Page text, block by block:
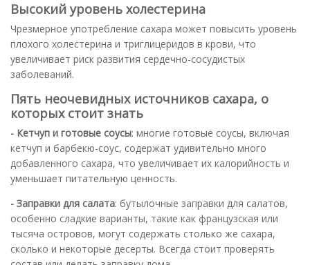
Высокий уровень холестерина
Чрезмерное употребление сахара может повысить уровень
плохого холестерина и триглицеридов в крови, что
увеличивает риск развития сердечно-сосудистых
заболеваний.
Пять неочевидных источников сахара, о
которых стоит знать
- Кетчуп и готовые соусы: многие готовые соусы, включая
кетчуп и барбекю-соус, содержат удивительно много
добавленного сахара, что увеличивает их калорийность и
уменьшает питательную ценность.
- Заправки для салата: бутылочные заправки для салатов,
особенно сладкие варианты, такие как французская или
тысяча островов, могут содержать столько же сахара,
сколько и некоторые десерты. Всегда стоит проверять